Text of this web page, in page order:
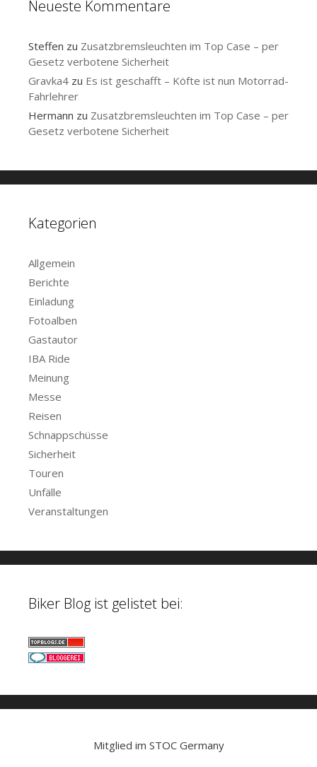
Neueste Kommentare
Steffen zu Zusatzbremsleuchten im Top Case – per
Gesetz verbotene Sicherheit
Gravka4 zu Es ist geschafft – Köfte ist nun Motorrad-
Fahrlehrer
Hermann zu Zusatzbremsleuchten im Top Case – per
Gesetz verbotene Sicherheit
Kategorien
Allgemein
Berichte
Einladung
Fotoalben
Gastautor
IBA Ride
Meinung
Messe
Reisen
Schnappschüsse
Sicherheit
Touren
Unfälle
Veranstaltungen
Biker Blog ist gelistet bei:
Mitglied im STOC Germany